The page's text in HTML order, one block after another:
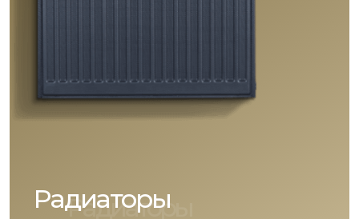
Радиаторы
Радиаторы